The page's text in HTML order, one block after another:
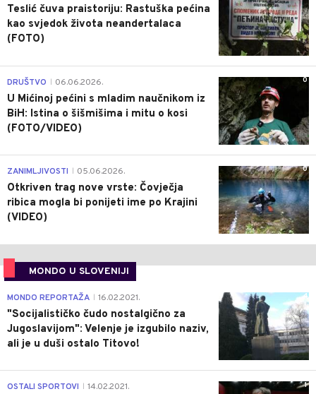
Teslić čuva praistoriju: Rastuška pećina
kao svjedok života neandertalaca
(FOTO)
0
DRUŠTVO 06.06.2026.
U Mićinoj pećini s mladim naučnikom iz
BiH: Istina o šišmišima i mitu o kosi
(FOTO/VIDEO)
0
ZANIMLJIVOSTI 05.06.2026.
Otkriven trag nove vrste: Čovječja
ribica mogla bi ponijeti ime po Krajini
(VIDEO)
MONDO U SLOVENIJI
4
MONDO REPORTAŽA 16.02.2021.
"Socijalističko čudo nostalgično za
Jugoslavijom": Velenje je izgubilo naziv,
ali je u duši ostalo Titovo!
1
OSTALI SPORTOVI 14.02.2021.